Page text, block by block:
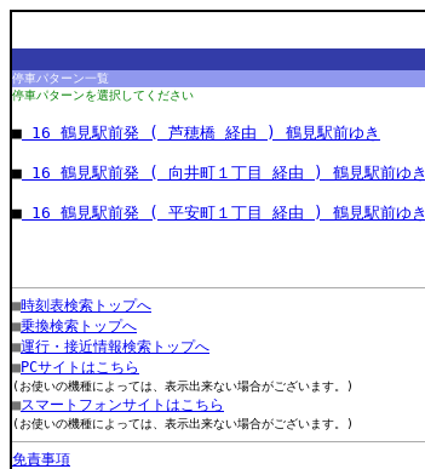
停車パターン一覧
停車パターンを選択してください
■ 16 鶴見駅前発 ( 芦穂橋 経由 ) 鶴見駅前ゆき
■ 16 鶴見駅前発 ( 向井町１丁目 経由 ) 鶴見駅前ゆき
■ 16 鶴見駅前発 ( 平安町１丁目 経由 ) 鶴見駅前ゆき
■時刻表検索トップへ
■乗換検索トップへ
■運行・接近情報検索トップへ
■PCサイトはこちら
(お使いの機種によっては、表示出来ない場合がございます。)
■スマートフォンサイトはこちら
(お使いの機種によっては、表示出来ない場合がございます。)
免責事項